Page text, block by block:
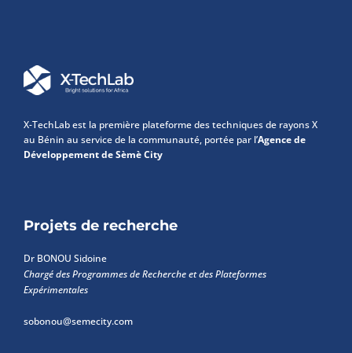
X-TechLab est la première plateforme des techniques de rayons X
au Bénin au service de la communauté, portée par l’Agence de
Développement de Sèmè City
Projets de recherche
Dr BONOU Sidoine
Chargé des Programmes de Recherche et des Plateformes
Expérimentales
sobonou@semecity.com